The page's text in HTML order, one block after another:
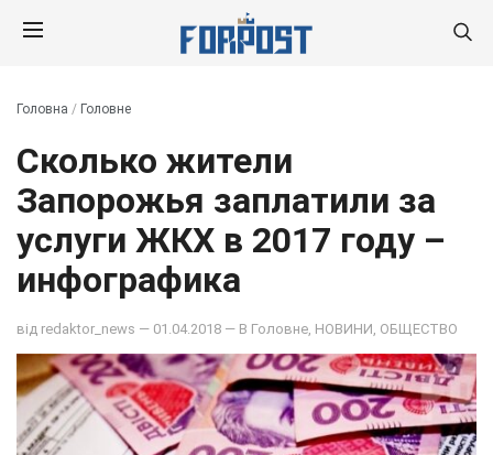
Головна / Головне
Сколько жители
Запорожья заплатили за
услуги ЖКХ в 2017 году –
инфографика
від redaktor_news — 01.04.2018 — В Головне НОВИНИ ОБЩЕСТВО